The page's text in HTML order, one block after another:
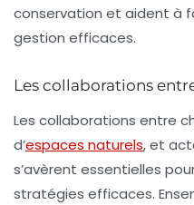
conservation et aident à
gestion efficaces.
Les collaborations
Les collaborations entre
d’espaces naturels, et
s’avèrent essentielles
stratégies efficaces.